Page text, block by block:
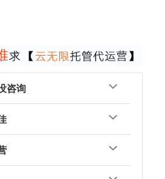
咨询